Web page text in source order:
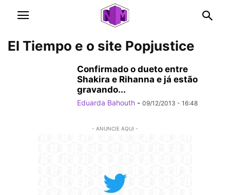
El Tiempo e o site Popjustice
Confirmado o dueto entre
Shakira e Rihanna e já estão
gravando...
Eduarda Bahouth - 09/12/2013 - 16:48
- ANUNCIE AQUI -